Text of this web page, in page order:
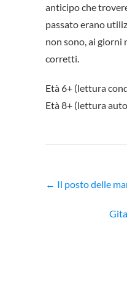
anticipo che
passato erano
non sono, ai
corretti.
Età 6+ (lettura
Età 8+ (lettura
← Il posto delle